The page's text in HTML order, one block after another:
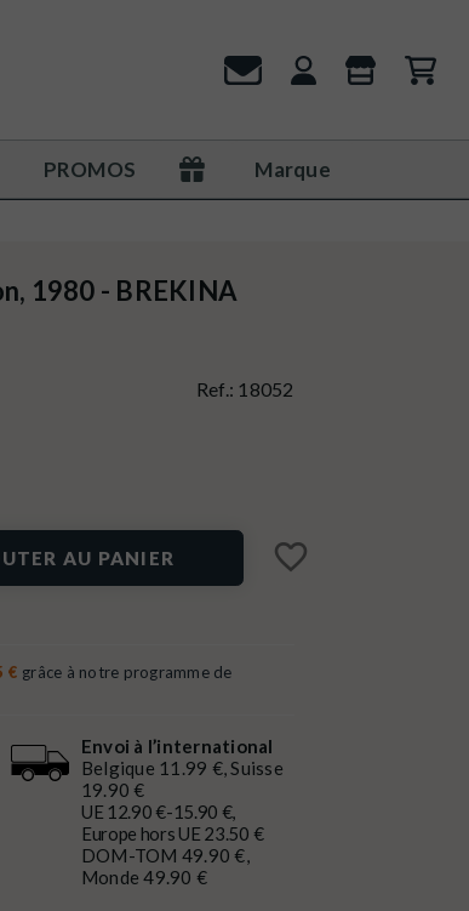
PROMOS Marque
1980 - BREKINA
Ref.: 18052
AU PANIER favorite_border
€ grâce à notre programme de
Envoi à l’international
Belgique 11.99 €, Suisse
19.90 €
UE 12.90 €-15.90 €,
Europe hors UE 23.50 €
DOM-TOM 49.90 €,
Monde 49.90 €